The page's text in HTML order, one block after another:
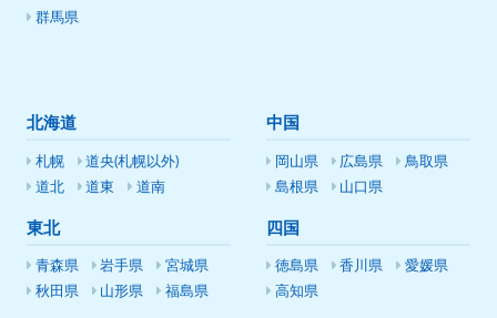
群馬県
北海道
札幌
道央(札幌以外)
道北
道東 道南
東北
青森県 岩手県
宮城県
秋田県
山形県 福島県
中国
岡山県 広島県
鳥取県
島根県
山口県
四国
徳島県 香川県
愛媛県
高知県